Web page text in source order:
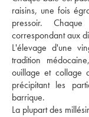
raisins, une fois
pressoir.
correspondant aux
L'élevage d'une
tradition
ouillage et
précipitant les
barrique.
La plupart des